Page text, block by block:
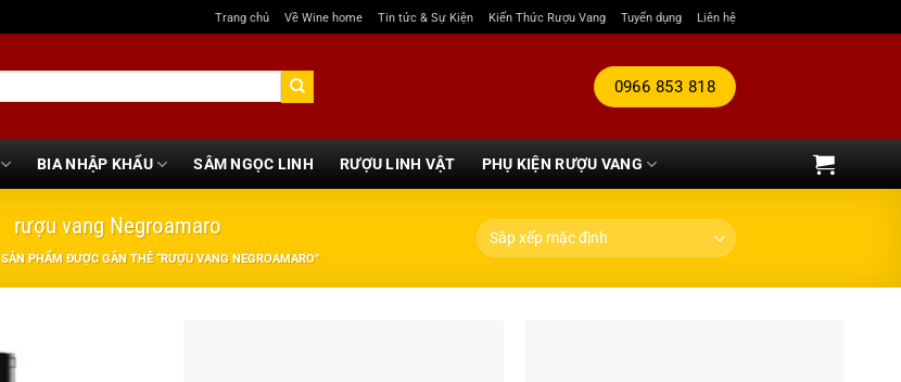
Trang chủ Về Wine home Tin tức & Sự Kiện Kiến Thức Rượu Vang Tuyển dụng Liên hệ
0966 853 818
BIA NHẬP KHẨU SÂM NGỌC LINH RƯỢU LINH VẬT PHỤ KIỆN RƯỢU VANG
rượu vang Negroamaro
SẢN PHẨM ĐƯỢC GẮN THẺ “RƯỢU VANG NEGROAMARO”